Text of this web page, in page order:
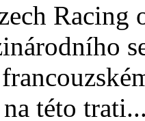
Racing
této